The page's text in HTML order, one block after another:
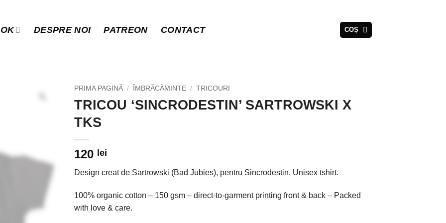
DESPRE NOI PATREON CONTACT COȘ
PRIMA PAGINĂ / ÎMBRĂCĂMINTE / TRICOURI
TRICOU ‘SINCRODESTIN’ SARTROWSKI X
TKS
120 lei
Design creat de Sartrowski (Bad Jubies), pentru Sincrodestin. Unisex tshirt.
100% organic cotton – 150 gsm – direct-to-garment printing front & back – Packed
with love & care.